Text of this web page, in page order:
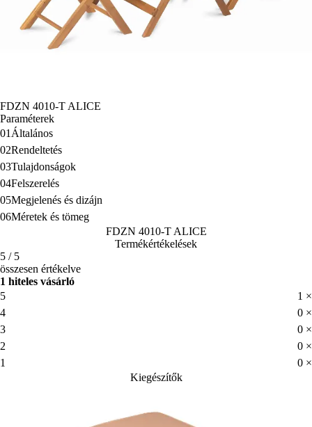
FDZN 4010-T ALICE
Paraméterek
01 Általános
02Rendeltetés
03Tulajdonságok
04Felszerelés
05Megjelenés és dizájn
06Méretek és tömeg
FDZN 4010-T ALICE
Termékértékelések
5 / 5
összesen értékelve
1 hiteles vásárló
5
1 ×
4
0 ×
3
0 ×
2
0 ×
1
0 ×
Kiegészítők